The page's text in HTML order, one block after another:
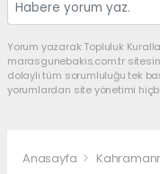
Yorum yazarak Topluluk
marasgunebakis.com.tr
dolaylı tüm sorumluluğu tek
yorumlardan site yönetimi
Anasayfa